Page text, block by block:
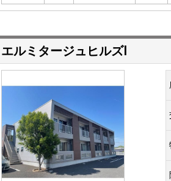
エルミタージュヒルズⅠ